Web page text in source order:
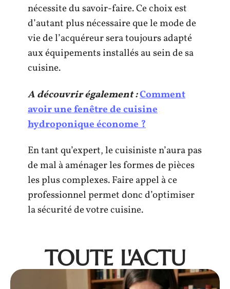
nécessite du savoir-faire. Ce choix est
d’autant plus nécessaire que le mode de
vie de l’acquéreur sera toujours adapté
aux équipements installés au sein de sa
cuisine.
A découvrir également :Comment
avoir une fenêtre de cuisine
hydroponique économe ?
En tant qu’expert, le cuisiniste n’aura pas
de mal à aménager les formes de pièces
les plus complexes. Faire appel à ce
professionnel permet donc d’optimiser
la sécurité de votre cuisine.
TOUTE L'ACTU